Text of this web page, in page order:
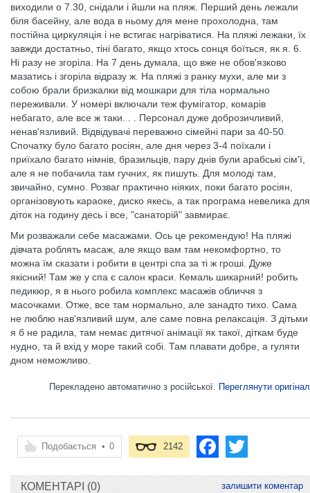
виходили о 7.30, снідали і йшли на пляж. Перший день лежали
біля басейну, але вода в ньому для мене прохолодна, там
постійна циркуляція і не встигає нагріватися. На пляжі лежаки, їх
завжди достатньо, тіні багато, якщо хтось сонця боїться, як я. 6.
Ні разу не згоріла. На 7 день думала, що вже не обов'язково
мазатись і згоріла відразу ж. На пляжі з ранку мухи, але ми з
собою брали бризкалки від мошкари для тіла нормально
переживали. У номері включали теж фумігатор, комарів
небагато, але все ж таки. . . Персонал дуже доброзичливий,
ненав'язливий. Відвідувачі переважно сімейні пари за 40-50.
Спочатку було багато росіян, але дня через 3-4 поїхали і
приїхало багато німнів, бразильців, пару днів були арабські сім'ї,
але я не побачила там гучних, як пишуть. Для молоді там,
звичайно, сумно. Розваг практично ніяких, поки багато росіян,
організовують караоке, диско якесь, а так програма невелика для
діток на годину десь і все, "санаторій" завмирає.
Ми розважали себе масажами. Ось це рекомендую! На пляжі
дівчата роблять масаж, але якщо вам там некомфортно, то
можна їм сказати і робити в центрі спа за ті ж гроші. Дуже
якісний! Там же у спа є салон краси. Кемаль шикарний! робить
педикюр, я в нього робила комплекс масажів обличчя з
масочками. Отже, все там нормально, але занадто тихо. Сама
не люблю нав'язливий шум, але саме повна релаксація. З дітьми
я б не радила, там немає дитячої анімації як такої, діткам буде
нудно, та й вхід у море такий собі. Там плавати добре, а гуляти
дном неможливо.
Перекладено автоматично з російської. Переглянути оригінал
Подобається • 0 2142
КОМЕНТАРІ (0) залишити коментар